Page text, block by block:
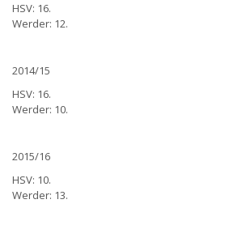
HSV: 16.
Werder: 12.
2014/15
HSV: 16.
Werder: 10.
2015/16
HSV: 10.
Werder: 13.